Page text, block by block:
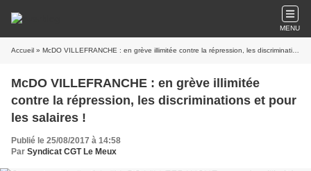
MENU
Accueil » McDO VILLEFRANCHE : en grève illimitée contre la répression, les discriminations et pour les salaires !
McDO VILLEFRANCHE : en grève illimitée
contre la répression, les discriminations et pour
les salaires !
Publié le 25/08/2017 à 14:58
Par Syndicat CGT Le Meux